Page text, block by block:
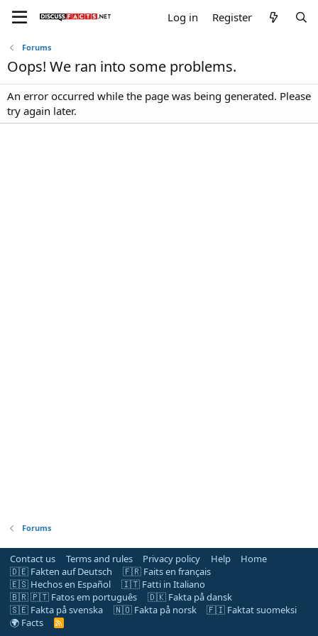
Log in Register
Forums
Oops! We ran into some problems.
An error occurred while the page was being generated. Please
try again later.
Forums
Contact us Terms and rules Privacy policy Help
Home
🇩🇪 Fakten auf Deutsch
🇫🇷 Faits en français
🇪🇸 Hechos en Español
🇮🇹 Fatti in Italiano
🇧🇷 🇵🇹 Fatos em português
🇩🇰 Fakta på dansk
🇸🇪 Fakta på svenska
🇳🇴 Fakta på norsk
🇫🇮 Faktat suomeksi
🌍 Facts
R